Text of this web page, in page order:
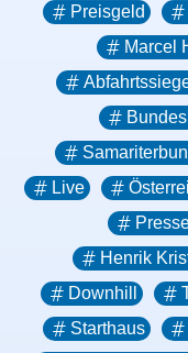
Preisgeld
Marcel
Live
Henrik
Downhill
Starthaus